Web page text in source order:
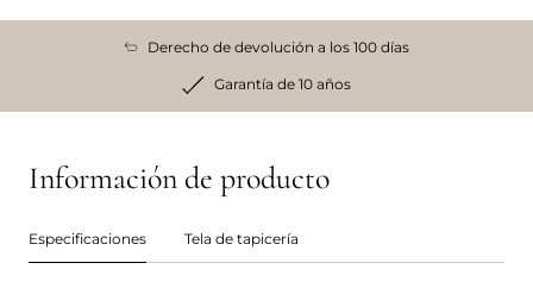
Derecho de devolución a los 100 días
Garantía de 10 años
Información de producto
Especificaciones Tela de tapicería